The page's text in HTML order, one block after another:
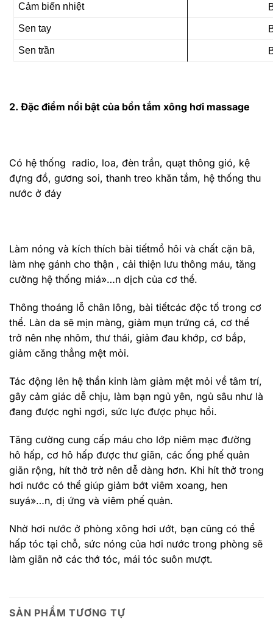
Cảm biến nhiệt
Sen tay
Sen trần
2. Đặc điểm nổi bật của bồn tắm xông hơi massage
Có hệ thống radio, loa, đèn trần, quạt thông gió, kệ
đựng đồ, gương soi, thanh treo khăn tắm, hệ thống thu
nước ở đáy
Làm nóng và kích thích bài tiếtmồ hôi và chất cặn bã,
làm nhẹ gánh cho thận , cải thiện lưu thông máu, tăng
cường hệ thống miá»…n dịch của cơ thể.
Thông thoáng lỗ chân lông, bài tiếtcác độc tố trong cơ
thể. Làn da sẽ mịn màng, giảm mụn trứng cá, cơ thể
trở nên nhẹ nhõm, thư thái, giảm đau khớp, cơ bắp,
giảm căng thẳng mệt mỏi.
Tác động lên hệ thần kinh làm giảm mệt mỏi về tâm trí,
gây cảm giác dễ chịu, làm bạn ngủ yên, ngủ sâu như là
đang được nghỉ ngơi, sức lực được phục hồi.
Tăng cường cung cấp máu cho lớp niêm mạc đường
hô hấp, cơ hô hấp được thư giãn, các ống phế quản
giãn rộng, hít thở trở nên dễ dàng hơn. Khi hít thở trong
hơi nước có thể giúp giảm bớt viêm xoang, hen
suyá»…n, dị ứng và viêm phế quản.
Nhờ hơi nước ở phòng xông hơi ướt, bạn cũng có thể
hấp tóc tại chỗ, sức nóng của hơi nước trong phòng sẽ
làm giãn nở các thớ tóc, mái tóc suôn mượt.
SẢN PHẨM TƯƠNG TỰ